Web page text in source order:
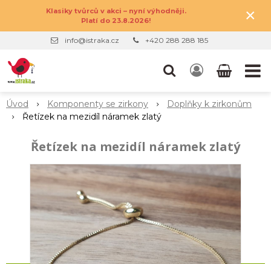
Klasiky tvůrců v akci – nyní výhodněji.
Platí do 23.8.2026!
×
info@istraka.cz +420 288 288 185
Úvod Komponenty se zirkony
Doplňky k zirkonům
Řetízek na mezidíl náramek zlatý
Řetízek na mezidíl náramek zlatý